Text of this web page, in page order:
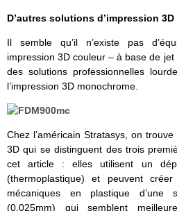
D’autres solutions d’impression 3D
Il semble qu’il n’existe pas
impression 3D couleur – à base de jet
des solutions professionnelles
l’impression 3D monochrome.
Chez l’américain Stratasys, on trouve
3D qui se distinguent des trois
cet article : elles utilisent un
(thermoplastique) et peuvent
mécaniques en plastique d’une
(0,025mm) qui semblent